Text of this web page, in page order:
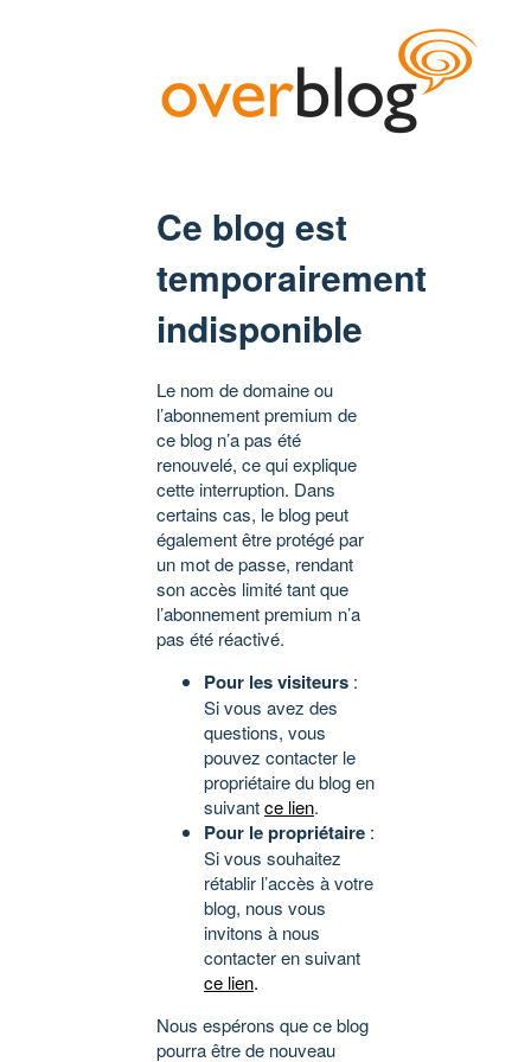
Ce blog est
temporairement
indisponible
Le nom de domaine ou
l’abonnement premium de
ce blog n’a pas été
renouvelé, ce qui explique
cette interruption. Dans
certains cas, le blog peut
également être protégé par
un mot de passe, rendant
son accès limité tant que
l’abonnement premium n’a
pas été réactivé.
Pour les visiteurs :
Si vous avez des
questions, vous
pouvez contacter le
propriétaire du blog en
suivantce lien.
Pour le propriétaire :
Si vous souhaitez
rétablir l’accès à votre
blog, nous vous
invitons à nous
contacter en suivant
ce lien.
Nous espérons que ce blog
pourra être de nouveau